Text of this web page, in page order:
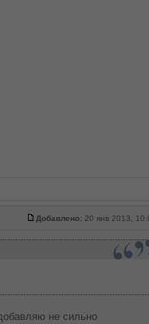
Добавлено: 20 янв 2013,
не сильно